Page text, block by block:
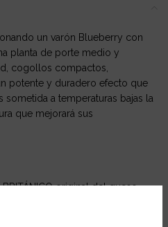
un varón Blueberry con
planta de porte medio y
cogollos compactos,
potente y duradero efecto que
sometida a temperaturas bajas la
que mejorará sus
original del queso